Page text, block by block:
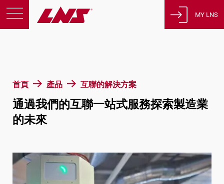
首頁 產品 互聯的解決方案
通過我們的互聯一站式服務探索製造業
的未來
徵才
聯繫
法律聲明
MY LNS